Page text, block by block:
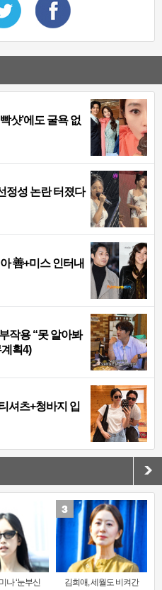
샷’에도 굴욕 없
정성 논란 터졌다
善+미스 인터내
작용 “못 알아봐
획4)
셔츠+청바지 입
나 ‘눈부신
김희애, 세월도 비켜간